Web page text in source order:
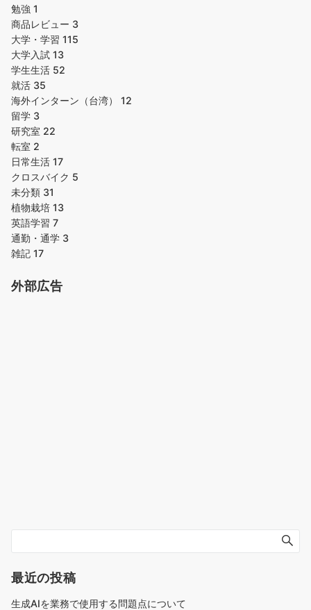
勉強 1
商品レビュー 3
大学・学習 115
大学入試 13
学生生活 52
就活 35
海外インターン（台湾） 12
留学 3
研究室 22
転室 2
日常生活 17
クロスバイク 5
未分類 31
植物栽培 13
英語学習 7
通勤・通学 3
雑記 17
外部広告
最近の投稿
生成AIを業務で使用する問題点について